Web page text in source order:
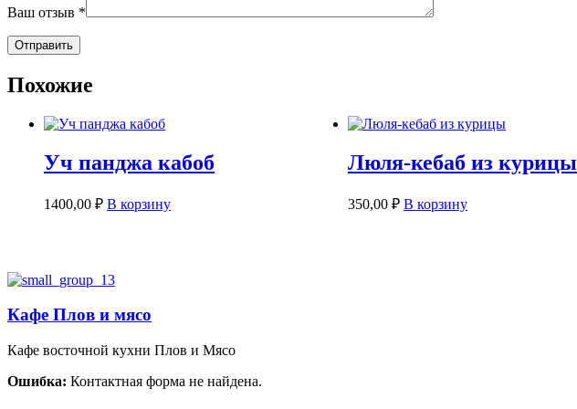
Ваш отзыв *
Похожие
Уч панджа кабоб
1400,00 ₽ В корзину
Люля-кебаб из курицы
350,00 ₽ В корзину
Кафе Плов и мясо
Кафе восточной кухни Плов и Мясо
Ошибка: Контактная форма не найдена.